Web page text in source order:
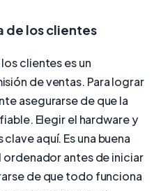
de los clientes
clientes es un
de ventas. Para lograr
asegurarse de que la
Elegir el hardware y
aquí. Es una buena
ordenador antes de iniciar
de que todo funciona